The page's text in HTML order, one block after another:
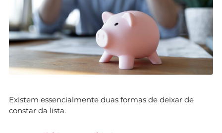
Existem essencialmente duas formas de deixar de
constar da lista.